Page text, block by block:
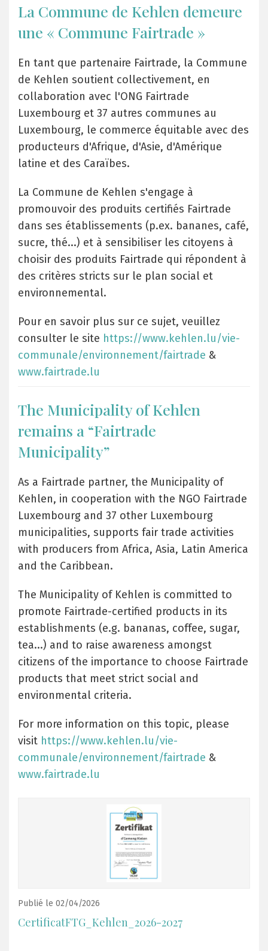
La Commune de Kehlen demeure
une « Commune Fairtrade »
En tant que partenaire Fairtrade, la Commune
de Kehlen soutient collectivement, en
collaboration avec l'ONG Fairtrade
Luxembourg et 37 autres communes au
Luxembourg, le commerce équitable avec des
producteurs d'Afrique, d'Asie, d'Amérique
latine et des Caraïbes.
La Commune de Kehlen s'engage à
promouvoir des produits certifiés Fairtrade
dans ses établissements (p.ex. bananes, café,
sucre, thé...) et à sensibiliser les citoyens à
choisir des produits Fairtrade qui répondent à
des critères stricts sur le plan social et
environnemental.
Pour en savoir plus sur ce sujet, veuillez
consulter le site https://www.kehlen.lu/vie-
communale/environnement/fairtrade &
www.fairtrade.lu
The Municipality of Kehlen
remains a “Fairtrade
Municipality”
As a Fairtrade partner, the Municipality of
Kehlen, in cooperation with the NGO Fairtrade
Luxembourg and 37 other Luxembourg
municipalities, supports fair trade activities
with producers from Africa, Asia, Latin America
and the Caribbean.
The Municipality of Kehlen is committed to
promote Fairtrade-certified products in its
establishments (e.g. bananas, coffee, sugar,
tea...) and to raise awareness amongst
citizens of the importance to choose Fairtrade
products that meet strict social and
environmental criteria.
For more information on this topic, please
visit https://www.kehlen.lu/vie-
communale/environnement/fairtrade &
www.fairtrade.lu
Publié le 02/04/2026
CertificatFTG_Kehlen_2026-2027